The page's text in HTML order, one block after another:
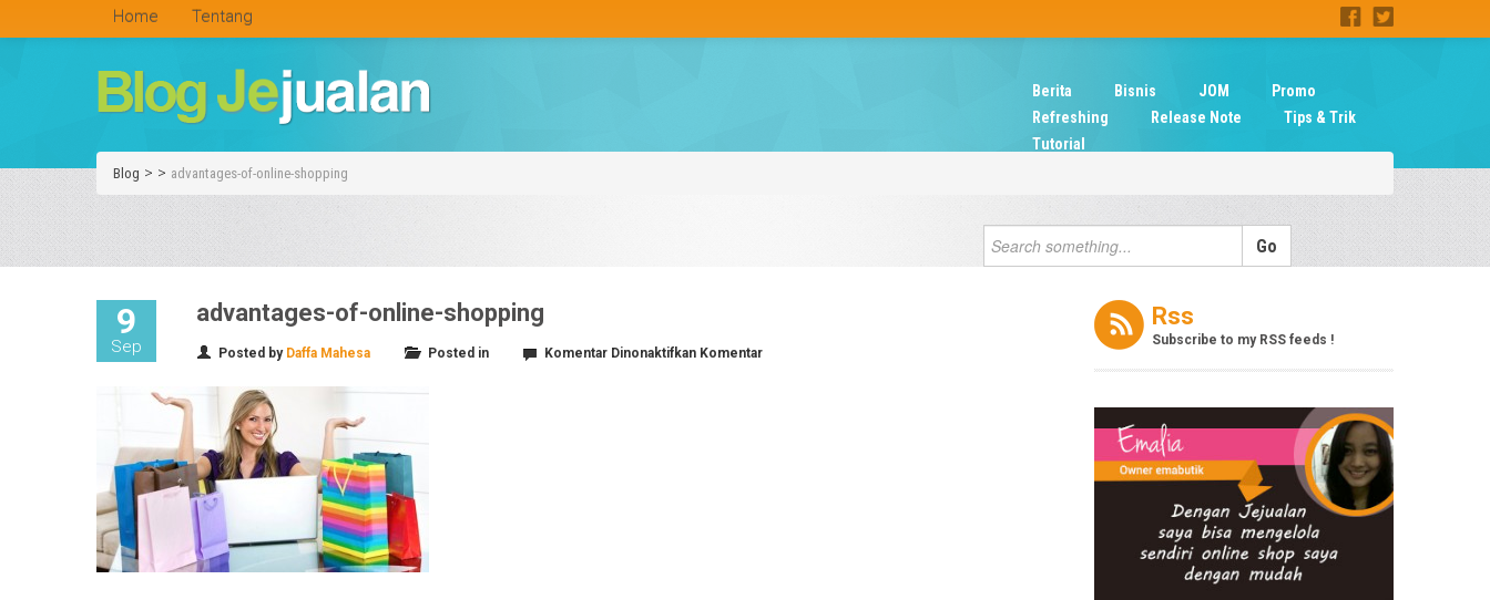
Home Tentang
Berita Bisnis JOM
Promo
Refreshing
Release Note
Tips & Trik
Tutorial
Blog > > advantages-of-online-shopping
9
Sep
advantages-of-online-shopping
Posted by Daffa Mahesa Posted in Komentar Dinonaktifkanpada
Komentar
Rss
Subscribe to my RSS feeds !